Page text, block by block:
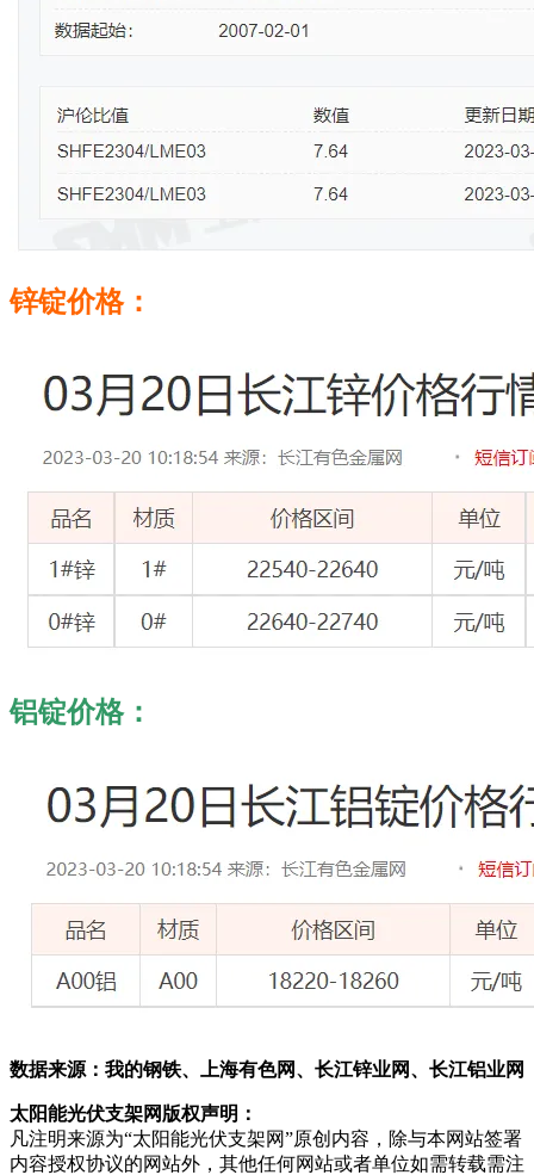
锌锭价格：
铝锭价格：
数据来源：我的钢铁、上海有色网、长江锌业网、长江铝业网
太阳能光伏支架网版权声明：
凡注明来源为“太阳能光伏支架网”原创内容，除与本网站签署
内容授权协议的网站外，其他任何网站或者单位如需转载需注